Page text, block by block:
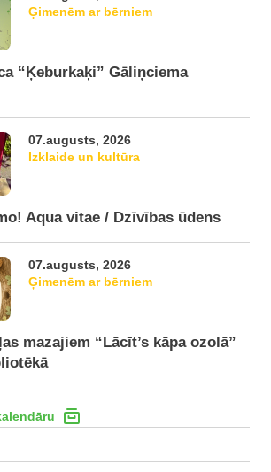
Ģimenēm ar bērniem
“Ķeburkaķi” Gāliņciema
07.augusts, 2026
Izklaide un kultūra
Aqua vitae / Dzīvības ūdens
07.augusts, 2026
Ģimenēm ar bērniem
mazajiem “Lācīt’s kāpa ozolā”